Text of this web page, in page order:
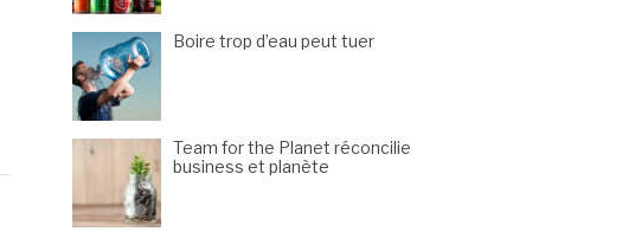
Boire trop d’eau peut tuer
Team for the Planet réconcilie
business et planète